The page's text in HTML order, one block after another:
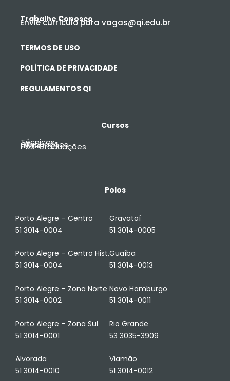
Trabalhe Conosco
Envie currículo para vagas@qi.edu.br
TERMOS DE USO
POLÍTICA DE PRIVACIDADE
REGULAMENTOS QI
Cursos
Técnicos
Graduações
Livres
Pós-Graduações
Polos
Porto Alegre – Centro
51 3014-0004
Porto Alegre – Centro Hist.
51 3014-0004
Porto Alegre – Zona Norte
51 3014-0002
Porto Alegre – Zona Sul
51 3014-0001
Alvorada
51 3014-0010
Gravataí
51 3014-0005
Guaíba
51 3014-0013
Novo Hamburgo
51 3014-0011
Rio Grande
53 3035-3909
Viamão
51 3014-0012